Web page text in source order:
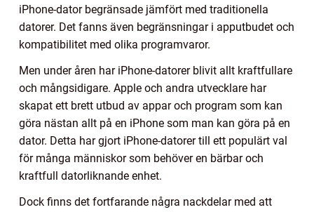
iPhone-dator begränsade jämfört med traditionella
datorer. Det fanns även begränsningar i apputbudet och
kompatibilitet med olika programvaror.
Men under åren har iPhone-datorer blivit allt kraftfullare
och mångsidigare. Apple och andra utvecklare har
skapat ett brett utbud av appar och program som kan
göra nästan allt på en iPhone som man kan göra på en
dator. Detta har gjort iPhone-datorer till ett populärt val
för många människor som behöver en bärbar och
kraftfull datorliknande enhet.
Dock finns det fortfarande några nackdelar med att